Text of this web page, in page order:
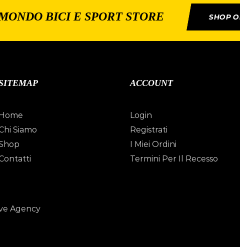
BICI E SPORT STORE SHOP
Siamo
ACCOUNT
Login
Registrati
I Miei Ordini
Termini Per Il Recesso
Agency